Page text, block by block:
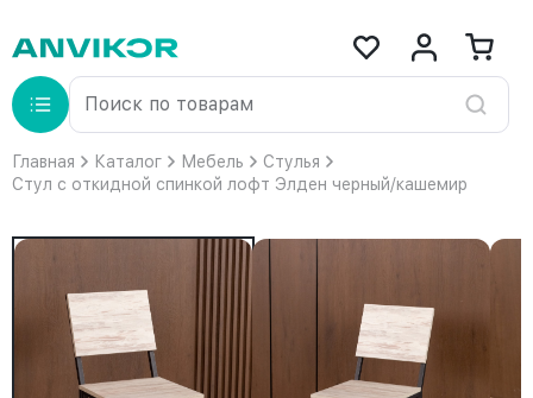
Главная Каталог Мебель
Стулья
Стул с откидной спинкой лофт Элден черный/кашемир